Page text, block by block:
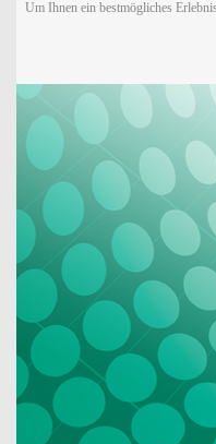
Um Ihnen ein bestmögliches